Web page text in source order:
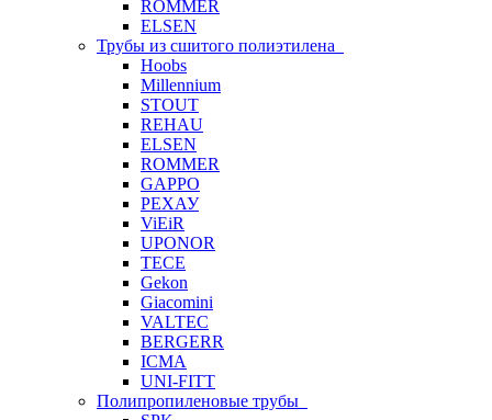
ROMMER
ELSEN
Трубы из сшитого полиэтилена
Hoobs
Millennium
STOUT
REHAU
ELSEN
ROMMER
GAPPO
РЕХАУ
ViEiR
UPONOR
TECE
Gekon
Giacomini
VALTEC
BERGERR
ICMA
UNI-FITT
Полипропиленовые трубы